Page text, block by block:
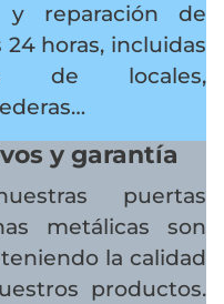
y reparación de
horas, incluidas
de locales,
y garantía
puertas
metálicas son
la calidad
productos.